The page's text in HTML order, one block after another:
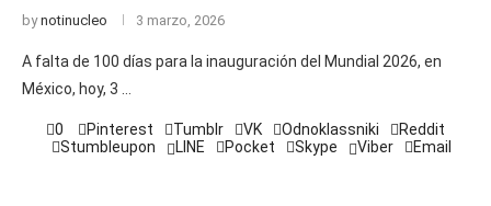
bynotinucleo 3 marzo, 2026
A falta de 100 días para la inauguración del Mundial 2026, en
México, hoy, 3 …
0 Pinterest Tumblr VK Odnoklassniki
Reddit
Stumbleupon
LINE Pocket Skype Viber Email